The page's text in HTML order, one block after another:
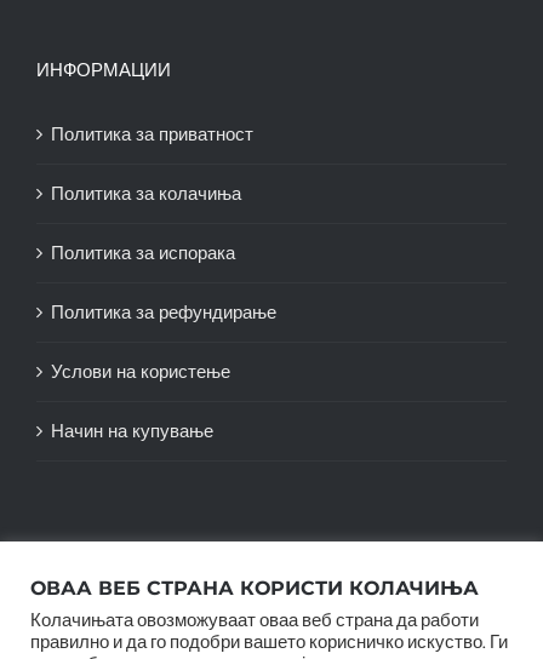
ИНФОРМАЦИИ
Политика за приватност
Политика за колачиња
Политика за испорака
Политика за рефундирање
Услови на користење
Начин на купување
ОВАА ВЕБ СТРАНА КОРИСТИ КОЛАЧИЊА
Колачињата овозможуваат оваа веб страна да работи
правилно и да го подобри вашето корисничко искуство. Ги